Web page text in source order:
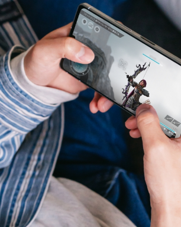
ニュース
一覧を見る